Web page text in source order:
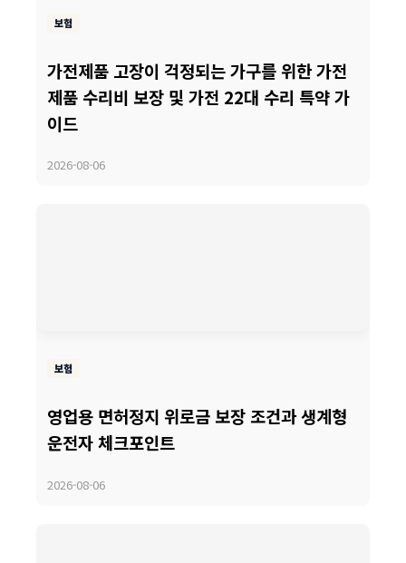
보험
가전제품 고장이 걱정되는 가구를 위한 가전
제품 수리비 보장 및 가전 22대 수리 특약 가
이드
2026-08-06
보험
영업용 면허정지 위로금 보장 조건과 생계형
운전자 체크포인트
2026-08-06